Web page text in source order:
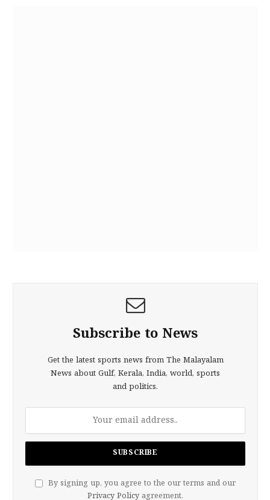
Subscribe to News
Get the latest sports news from The Malayalam
News about Gulf, Kerala, India, world, sports
and politics.
By signing up, you agree to the our terms and our
Privacy Policy agreement.